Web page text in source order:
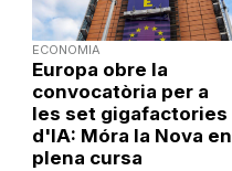
ECONOMIA
Europa obre la
convocatòria per a
les set gigafactories
d'IA: Móra la Nova en
plena cursa